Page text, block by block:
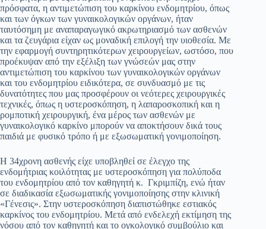
πρόσφατα, η αντιμετώπιση του καρκίνου ενδομητρίου, όπως
και των όγκων των γυναικολογικών οργάνων, ήταν
ταυτόσημη με αναπαραγωγικό ακρωτηριασμό των ασθενών
και τα ζευγάρια είχαν ως μοναδική επιλογή την υιοθεσία. Με
την εφαρμογή συντηρητικότερων χειρουργείων, ωστόσο, που
προέκυψαν από την εξέλιξη των γνώσεών μας στην
αντιμετώπιση του καρκίνου των γυναικολογικών οργάνων
και του ενδομητρίου ειδικότερα, σε συνδυασμό με τις
δυνατότητες που μας προσφέρουν οι νεότερες χειρουργικές
τεχνικές, όπως η υστεροσκόπηση, η λαπαροσκοπική και η
ρομποτική χειρουργική, ένα μέρος των ασθενών με
γυναικολογικό καρκίνο μπορούν να αποκτήσουν δικά τους
παιδιά με φυσικό τρόπο ή με εξωσωματική γονιμοποίηση.
Η 34χρονη ασθενής είχε υποβληθεί σε έλεγχο της
ενδομήτριας κοιλότητας με υστεροσκόπηση για πολύποδα
του ενδομητρίου από τον καθηγητή κ. Γκριμπίζη, ενώ ήταν
σε διαδικασία εξωσωματικής γονιμοποίησης στην κλινική
«Γένεσις». Στην υστεροσκόπηση διαπιστώθηκε εστιακός
καρκίνος του ενδομητρίου. Μετά από ενδελεχή εκτίμηση της
νόσου από τον καθηγητή και το ογκολογικό συμβούλιο και